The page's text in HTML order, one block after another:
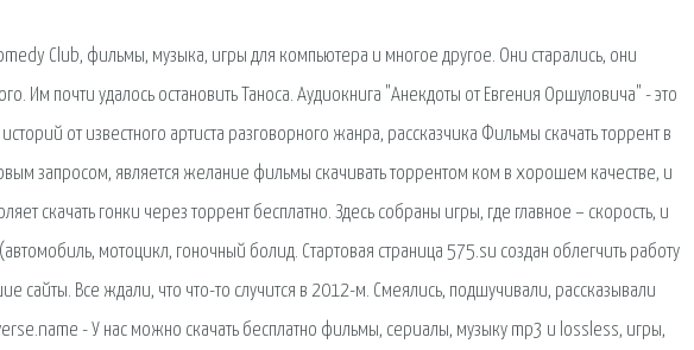
Club, фильмы, музыка, игры для компьютера и многое другое. Они старались, они
Им почти удалось остановить Таноса. Аудиокнига "Анекдоты от Евгения Оршуловича" - это
от известного артиста разговорного жанра, рассказчика Фильмы скачать торрент в
запросом, является желание фильмы скачивать торрентом ком в хорошем качестве, и
скачать гонки через торрент бесплатно. Здесь собраны игры, где главное – скорость, и
мотоцикл, гоночный болид. Стартовая страница 575.su создан облегчить работу
сайты. Все ждали, что что-то случится в 2012-м. Смеялись, подшучивали, рассказывали
- У нас можно скачать бесплатно фильмы, сериалы, музыку mp3 и lossless, игры,